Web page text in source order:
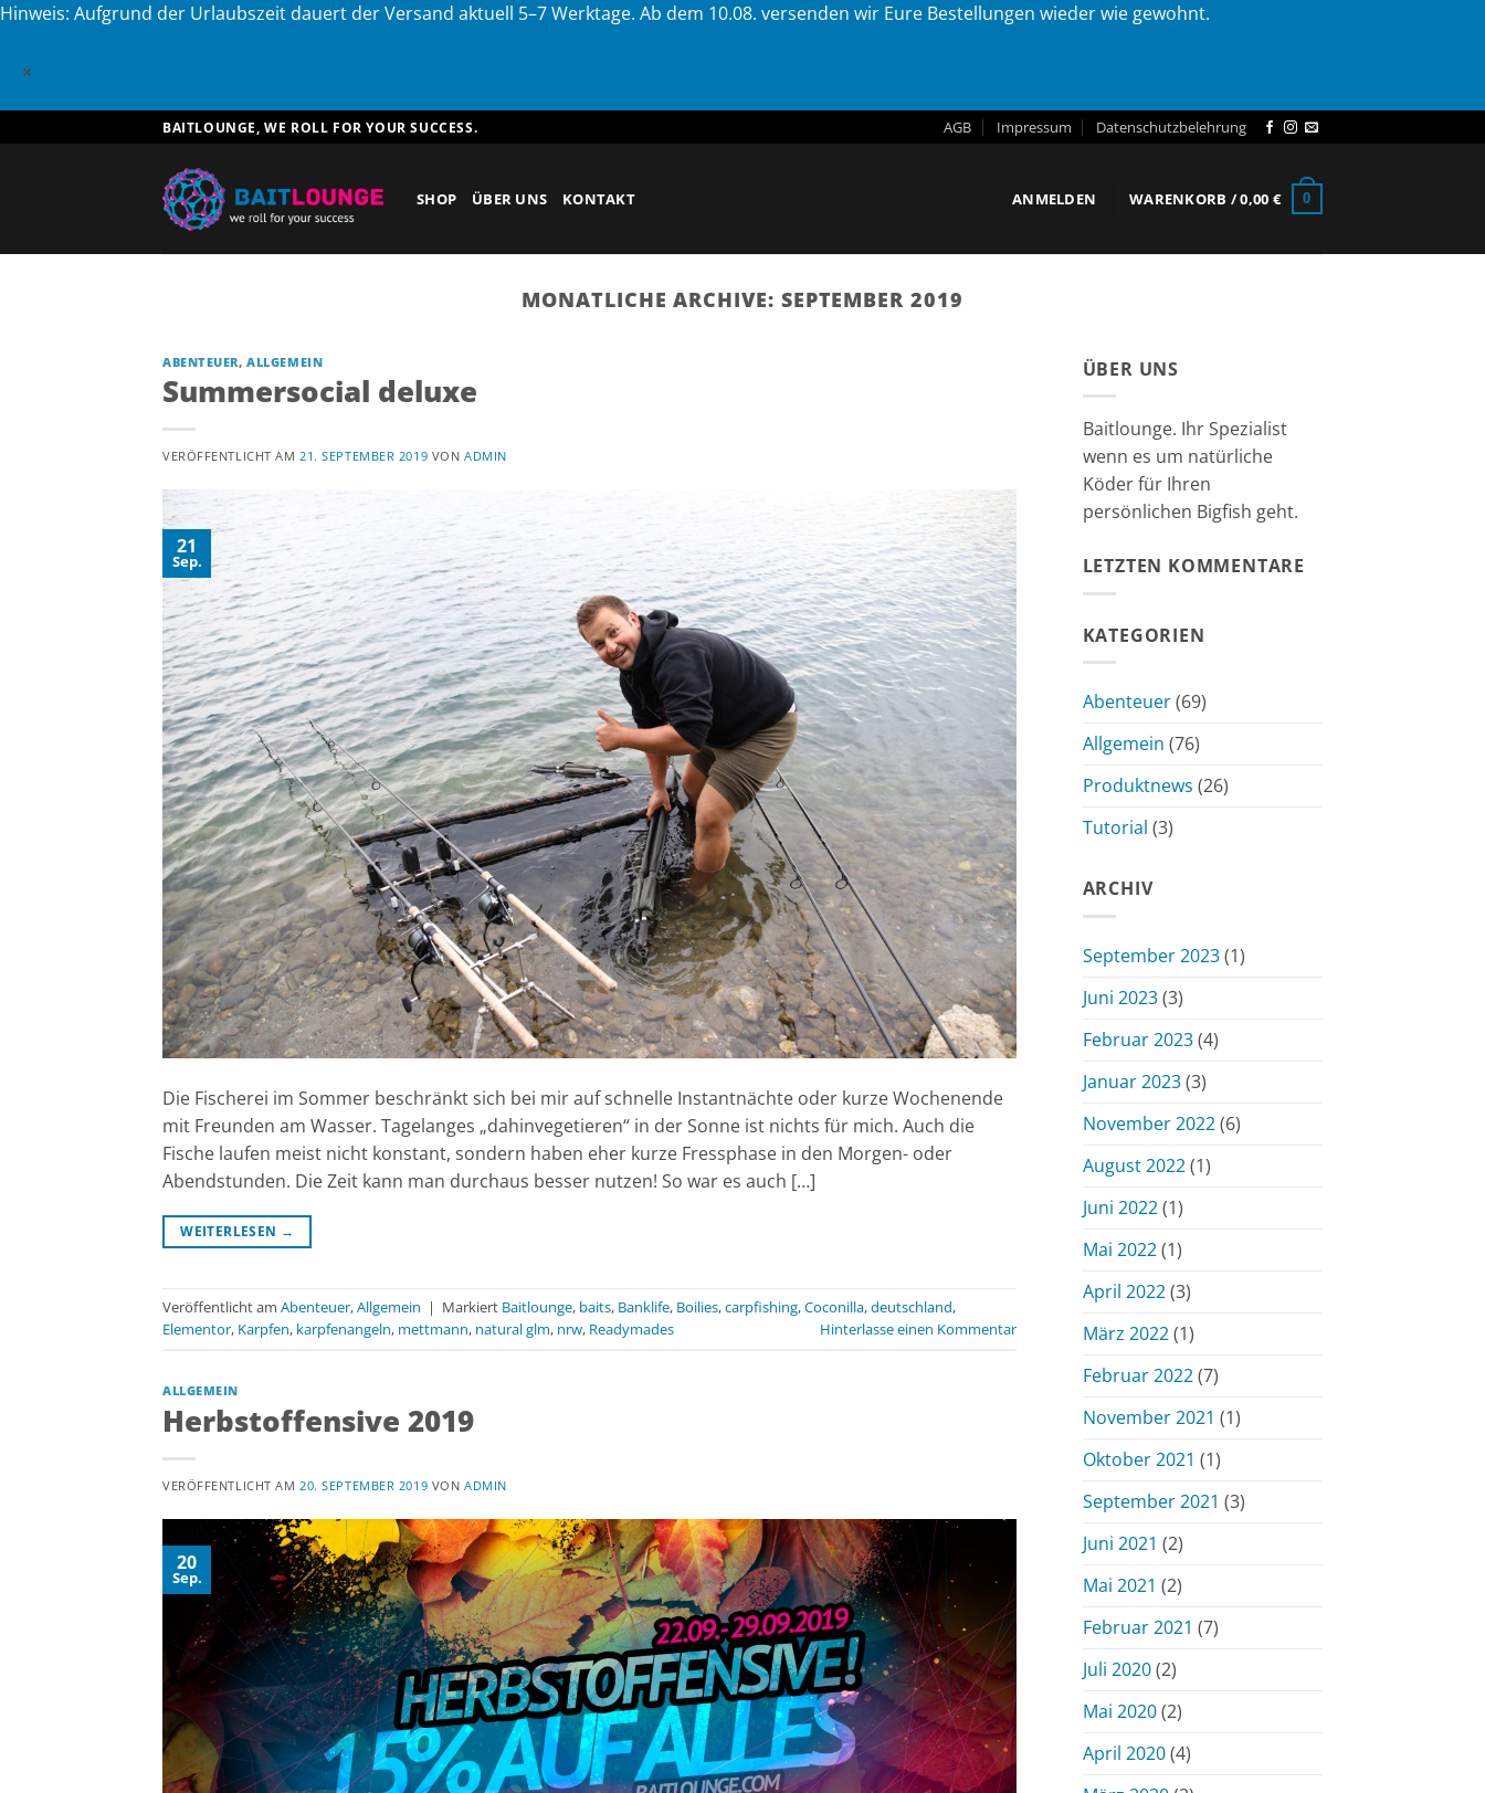
Hinweis: Aufgrund der Urlaubszeit dauert der Versand aktuell 5–7 Werktage. Ab dem 10.08. versenden wir Eure Bestellungen wieder wie gewohnt.
×
Inhalt
BAITLOUNGE, WE ROLL FOR YOUR SUCCESS. AGB Impressum Datenschutzbelehrung
SHOP ÜBER UNS KONTAKT ANMELDEN WARENKORB /0,00 € 0
MONATLICHE ARCHIVE: SEPTEMBER 2019
ABENTEUER,ALLGEMEIN
Summersocial deluxe
VERÖFFENTLICHT AM21. SEPTEMBER 2019 VON ADMIN
21
Sep.
Die Fischerei im Sommer beschränkt sich bei mir auf schnelle Instantnächte oder kurze Wochenende
mit Freunden am Wasser. Tagelanges „dahinvegetieren“ in der Sonne ist nichts für mich. Auch die
Fische laufen meist nicht konstant, sondern haben eher kurze Fressphase in den Morgen- oder
Abendstunden. Die Zeit kann man durchaus besser nutzen! So war es auch […]
WEITERLESEN →
Veröffentlicht am Abenteuer,Allgemein | Markiert Baitlounge, baits, Banklife, Boilies,carpfishing,Coconilla,deutschland,
Elementor, Karpfen, karpfenangeln, mettmann, natural glm, nrw, Readymades Hinterlasse einen Kommentar
ALLGEMEIN
Herbstoffensive 2019
VERÖFFENTLICHT AM 20. SEPTEMBER 2019 VON ADMIN
20
Sep.
ÜBER UNS
Baitlounge. Ihr Spezialist
wenn es um natürliche
Köder für Ihren
persönlichen Bigfish geht.
LETZTEN KOMMENTARE
KATEGORIEN
Abenteuer(69)
Allgemein (76)
Produktnews (26)
Tutorial (3)
ARCHIV
September 2023(1)
Juni 2023(3)
Februar 2023(4)
Januar 2023(3)
November 2022(6)
August 2022(1)
Juni 2022(1)
Mai 2022(1)
April 2022(3)
März 2022(1)
Februar 2022(7)
November 2021 (1)
Oktober 2021 (1)
September 2021 (3)
Juni 2021 (2)
Mai 2021 (2)
Februar 2021 (7)
Juli 2020(2)
Mai 2020(2)
April 2020(4)